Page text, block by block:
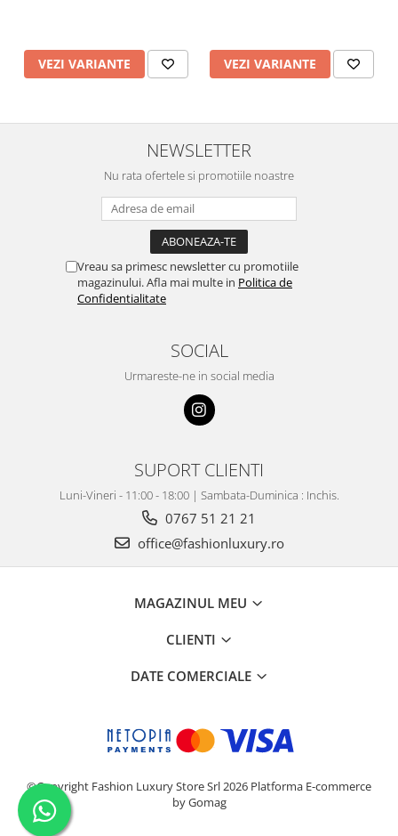
VEZI VARIANTE VEZI VARIANTE
NEWSLETTER
Nu rata ofertele si promotiile noastre
Vreau sa primesc newsletter cu promotiile
magazinului. Afla mai multe in Politica de
Confidentialitate
SOCIAL
Urmareste-ne in social media
SUPORT CLIENTI
Luni-Vineri - 11:00 - 18:00 | Sambata-Duminica : Inchis.
0767 51 21 21
office@fashionluxury.ro
MAGAZINUL MEU
CLIENTI
DATE COMERCIALE
©Copyright Fashion Luxury Store Srl 2026 Platforma E-commerce
by Gomag